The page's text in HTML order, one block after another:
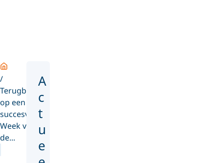
Home
Terugblik
op een
succesvolle
Week van
de...
A
c
t
u
e